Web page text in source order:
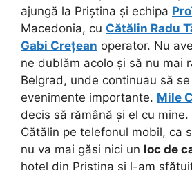
ajungă la Priștina și echipa
Macedonia, cu Cătălin Radu
Gabi Crețean operator. Nu
ne dublăm acolo și să nu mai
Belgrad, unde continuau să
evenimente importante. Mile
decis să rămână și el cu
Cătălin pe telefonul mobil, ca
nu va mai găsi nici un loc de
hotel din Priștina și l-am